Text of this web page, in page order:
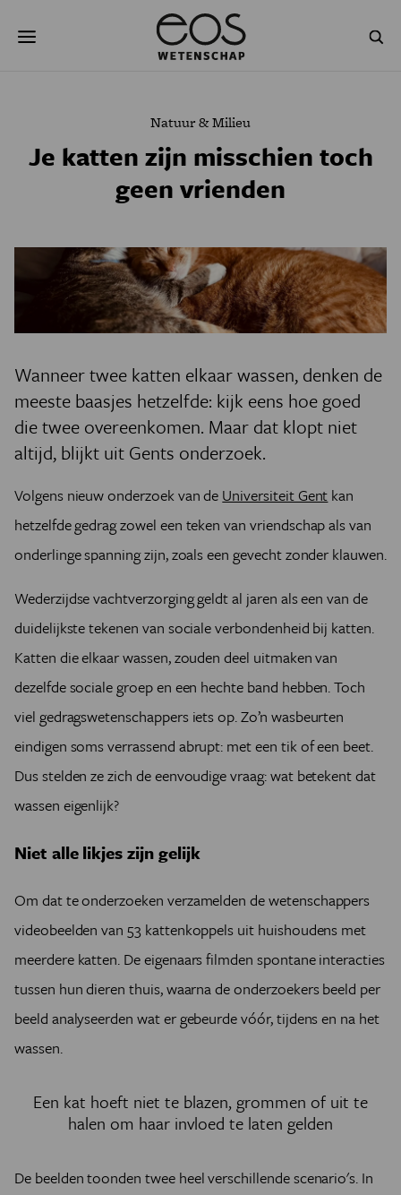
naar
NATUURWETENSCHAPPEN GESCHIEDENIS
PODCAST AGENDA
JONGE UITDAGERS
Natuur & Milieu
Je katten zijn misschien toch
geen vrienden
Wanneer twee katten elkaar wassen, denken de
meeste baasjes hetzelfde: kijk eens hoe goed
die twee overeenkomen. Maar dat klopt niet
altijd, blijkt uit Gents onderzoek.
Volgens nieuw onderzoek van de Universiteit Gent kan
hetzelfde gedrag zowel een teken van vriendschap als van
onderlinge spanning zijn, zoals een gevecht zonder klauwen.
Wederzijdse vachtverzorging geldt al jaren als een van de
duidelijkste tekenen van sociale verbondenheid bij katten.
Katten die elkaar wassen, zouden deel uitmaken van
dezelfde sociale groep en een hechte band hebben. Toch
viel gedragswetenschappers iets op. Zo’n wasbeurten
eindigen soms verrassend abrupt: met een tik of een beet.
Dus stelden ze zich de eenvoudige vraag: wat betekent dat
wassen eigenlijk?
Niet alle likjes zijn gelijk
Om dat te onderzoeken verzamelden de wetenschappers
videobeelden van 53 kattenkoppels uit huishoudens met
meerdere katten. De eigenaars filmden spontane interacties
tussen hun dieren thuis, waarna de onderzoekers beeld per
beeld analyseerden wat er gebeurde vóór, tijdens en na het
wassen.
Een kat hoeft niet te blazen, grommen of uit te
halen om haar invloed te laten gelden
De beelden toonden twee heel verschillende scenario's. In